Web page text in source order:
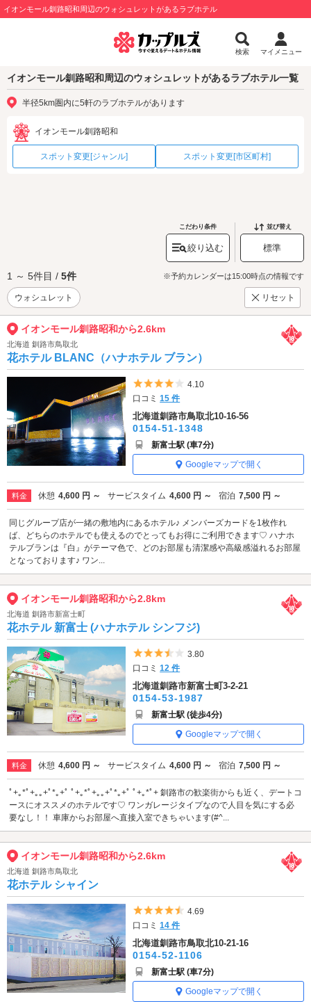
イオンモール釧路昭和周辺のウォシュレットがあるラブホテル
検索 マイメニュー
イオンモール釧路昭和周辺のウォシュレットがあるラブホテル一覧
半径5km圏内に5軒のラブホテルがあります
イオンモール釧路昭和
スポット変更[ジャンル] スポット変更[市区町村]
こだわり条件
絞り込む
並び替え
標準
1 ～ 5件目 / 5件 ※予約カレンダーは15:00時点の情報です
ウォシュレット リセット
イオンモール釧路昭和から2.6km
北海道 釧路市鳥取北
花ホテル BLANC（ハナホテル ブラン）
5つ星のうち4
4.10
口コミ15 件
北海道釧路市鳥取北10-16-56
0154-51-1348
新富士駅 (車7分)
Googleマップで開く
料金 休憩 4,600 円 ～ サービスタイム 4,600 円 ～ 宿泊 7,500 円 ～
同じグループ店が一緒の敷地内にあるホテル♪ メンバーズカードを1枚作れ
ば、どちらのホテルでも使えるのでとってもお得にご利用できます♡ ハナホ
テルブランは『白』がテーマ色で、どのお部屋も清潔感や高級感溢れるお部屋
となっております♪ ワン...
イオンモール釧路昭和から2.8km
北海道 釧路市新富士町
花ホテル 新富士 (ハナホテル シンフジ)
5つ星のうち3.5
3.80
口コミ12 件
北海道釧路市新富士町3-2-21
0154-53-1987
新富士駅 (徒歩4分)
Googleマップで開く
料金 休憩 4,600 円 ～ サービスタイム 4,600 円 ～ 宿泊 7,500 円 ～
ﾟ+｡*ﾟ+｡｡+ﾟ*｡+ﾟ ﾟ+｡*ﾟ+｡｡+ﾟ*｡+ﾟ ﾟ+｡*ﾟ+ 釧路市の歓楽街からも近く、デートコ
ースにオススメのホテルです♡ ワンガレージタイプなので人目を気にする必
要なし！！ 車庫からお部屋へ直接入室できちゃいます(#^...
イオンモール釧路昭和から2.6km
北海道 釧路市鳥取北
花ホテル シャイン
5つ星のうち4.5
4.69
口コミ14 件
北海道釧路市鳥取北10-21-16
0154-52-1106
新富士駅 (車7分)
Googleマップで開く